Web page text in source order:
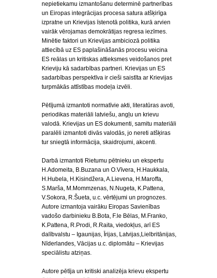
nepietiekamu izmantošanu determinē partnerības
un Eiropas integrācijas procesa satura atšķirīga
izpratne un Krievijas īstenotā politika, kurā arvien
vairāk vērojamas demokrātijas regresa iezīmes.
Minētie faktori un Krievijas ambiciozā politika
attiecībā uz ES paplašināšanās procesu veicina
ES reālas un kritiskas attieksmes veidošanos pret
Krieviju kā sadarbības partneri. Krievijas un ES
sadarbības perspektīva ir cieši saistīta ar Krievijas
turpmākās attīstības modeļa izvēli.
Pētījumā izmantoti normatīvie akti, literatūras avoti,
periodikas materiāli latviešu, angļu un krievu
valodā. Krievijas un ES dokumenti, samitu materiāli
paralēli izmantoti divās valodās, jo nereti atšķiras
tur sniegtā informācija, skaidrojumi, akcenti.
Darbā izmantoti Rietumu pētnieku un ekspertu
H.Adomeita, B.Buzana un O.Vīvera, H.Haukkala,
H.Hubela, H.Kisindžera, A.Lievena, H.Maroffa,
S.Marša, M.Mommzenas, N.Nugeta, K.Pattena,
V.Sokora, R.Šueta, u.c. vērtējumi un prognozes.
Autore izmantoja vairāku Eiropas Savienības
vadošo darbinieku B.Bota, F.le Bēlas, M.Franko,
K.Pattena, R.Prodi, R.Raita, viedokļus, arī ES
dalībvalstu – Igaunijas, Īrijas, Latvijas,Lielbritānijas,
Nīderlandes, Vācijas u.c. diplomātu – Krievijas
speciālistu atziņas.
Autore pētīja un kritiski analizēja krievu ekspertu